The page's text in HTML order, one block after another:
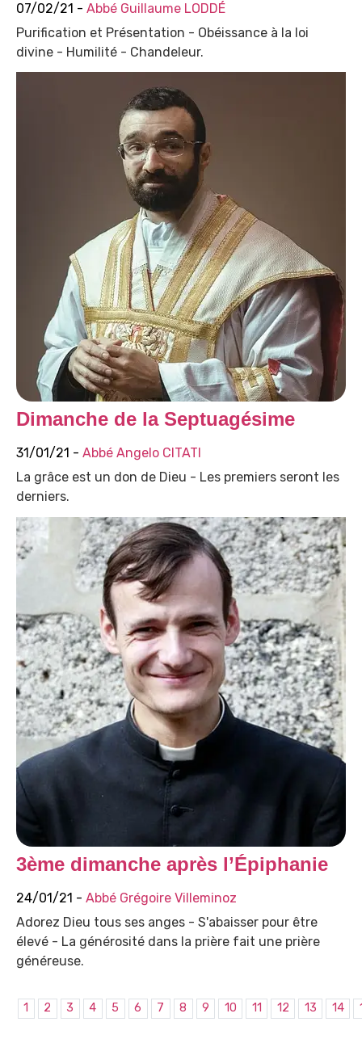
07/02/21 - Abbé Guillaume LODDÉ
Purification et Présentation - Obéissance à la loi
divine - Humilité - Chandeleur.
Dimanche de la Septuagésime
31/01/21 - Abbé Angelo CITATI
La grâce est un don de Dieu - Les premiers seront les
derniers.
3ème dimanche après l’Épiphanie
24/01/21 - Abbé Grégoire Villeminoz
Adorez Dieu tous ses anges - S'abaisser pour être
élevé - La générosité dans la prière fait une prière
généreuse.
1 2 3 4 5 6 7 8 9 10 11 12 13 14